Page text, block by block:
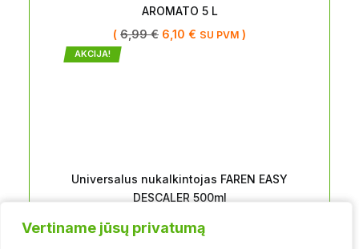
Vertiname jūsų privatumą
Vertiname jūsų privatumą
AROMATO 5 L
( 6,99€ 6,10 € SU PVM )
Universalus nukalkintojas FAREN EASY
DESCALER 500ml
6,50€ 5,99
AKCIJA!
AKCIJA!